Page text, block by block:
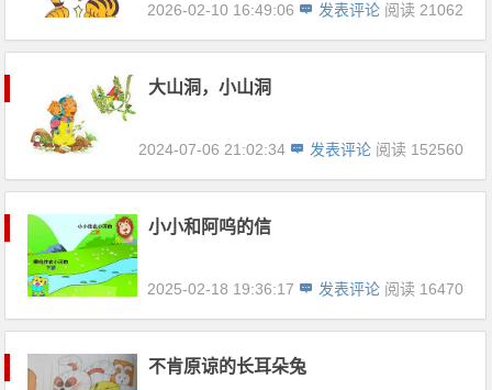
2026-02-10 16:49:06 发表评论 阅读 21062
大山洞，小山洞
2024-07-06 21:02:34 发表评论 阅读 152560
小小和阿呜的信
2025-02-18 19:36:17 发表评论 阅读 16470
不肯原谅的长耳朵兔